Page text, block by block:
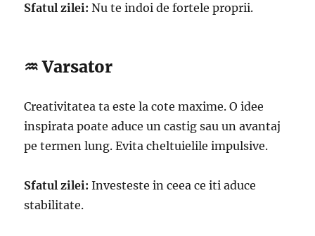
Sfatul zilei: Nu te indoi de fortele proprii.
♒ Varsator
Creativitatea ta este la cote maxime. O idee
inspirata poate aduce un castig sau un avantaj
pe termen lung. Evita cheltuielile impulsive.
Sfatul zilei: Investeste in ceea ce iti aduce
stabilitate.